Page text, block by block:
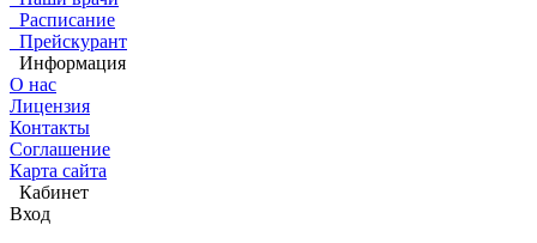
Расписание
Прейскурант
Информация
О нас
Лицензия
Контакты
Соглашение
Карта сайта
Кабинет
Вход